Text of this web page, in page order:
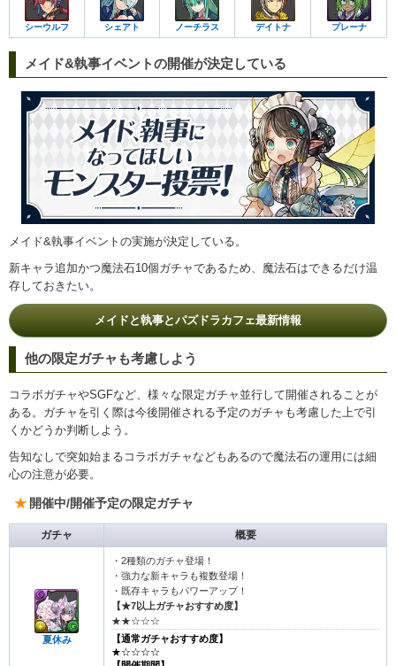
シーウルフ シェアト ノーチラス デイトナ プレーナ
メイド&執事イベントの開催が決定している
メイド&執事イベントの実施が決定している。
新キャラ追加かつ魔法石10個ガチャであるため、魔法石はできるだけ温
存しておきたい。
メイドと執事とパズドラカフェ最新情報
他の限定ガチャも考慮しよう
コラボガチャやSGFなど、様々な限定ガチャ並行して開催されることが
ある。ガチャを引く際は今後開催される予定のガチャも考慮した上で引
くかどうか判断しよう。
告知なしで突如始まるコラボガチャなどもあるので魔法石の運用には細
心の注意が必要。
開催中/開催予定の限定ガチャ
ガチャ 概要
夏休み
・2種類のガチャ登場！
・強力な新キャラも複数登場！
・既存キャラもパワーアップ！
【★7以上ガチャおすすめ度】
★★☆☆☆
【通常ガチャおすすめ度】
★☆☆☆☆